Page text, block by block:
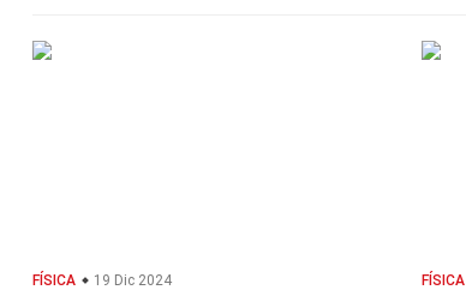
FÍSICA 19 Dic 2024 FÍSICA